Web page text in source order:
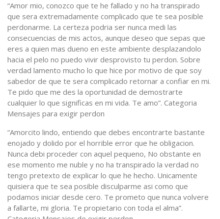
“Amor mio, conozco que te he fallado y no ha transpirado
que sera extremadamente complicado que te sea posible
perdonarme. La certeza podri­a ser nunca medi las
consecuencias de mis actos, aunque deseo que sepas que
eres a quien mas dueno en este ambiente desplazandolo
hacia el pelo no puedo vivir desprovisto tu perdon. Sobre
verdad lamento mucho lo que hice por motivo de que soy
sabedor de que te sera complicado retornar a confiar en mi.
Te pido que me des la oportunidad de demostrarte
cualquier lo que significas en mi vida. Te amo”. Categoria
Mensajes para exigir perdon
“Amorcito lindo, entiendo que debes encontrarte bastante
enojado y dolido por el horrible error que he obligacion.
Nunca debi proceder con aquel pequeno, No obstante en
ese momento me nuble y no ha transpirado la verdad no
tengo pretexto de explicar lo que he hecho. Unicamente
quisiera que te sea posible disculparme asi­ como que
podamos iniciar desde cero. Te prometo que nunca volvere
a fallarte, mi gloria. Te propietario con toda el alma”.